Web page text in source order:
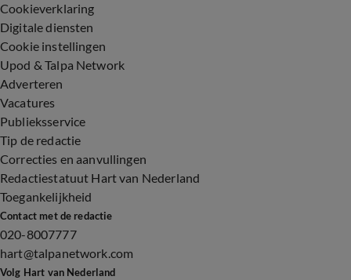
Cookieverklaring
Digitale diensten
Cookie instellingen
Upod & Talpa Network
Adverteren
Vacatures
Publieksservice
Tip de redactie
Correcties en aanvullingen
Redactiestatuut Hart van Nederland
Toegankelijkheid
Contact met de redactie
020-8007777
hart@talpanetwork.com
Volg Hart van Nederland